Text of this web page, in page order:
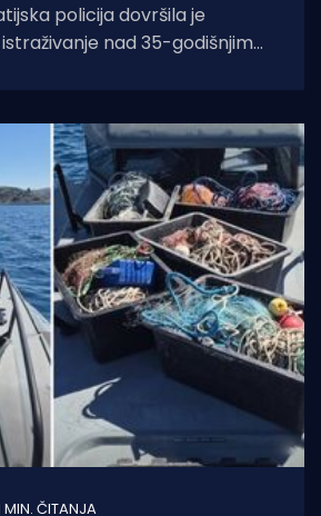
policija dovršila je
nad 35-godišnjim
MIN. ČITANJA